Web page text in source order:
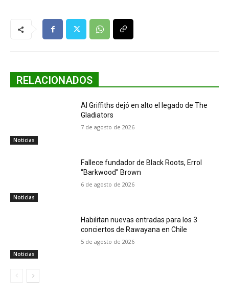
RELACIONADOS
Noticias
Al Griffiths dejó en alto el legado de The
Gladiators
7 de agosto de 2026
Noticias
Fallece fundador de Black Roots, Errol
“Barkwood” Brown
6 de agosto de 2026
Noticias
Habilitan nuevas entradas para los 3
conciertos de Rawayana en Chile
5 de agosto de 2026